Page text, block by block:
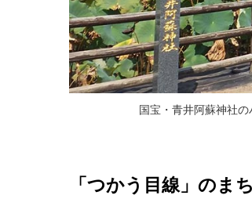
国宝・青井阿蘇神社
「つかう目線」のま